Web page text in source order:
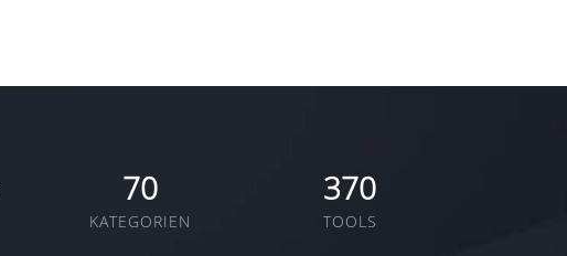
70
KATEGORIEN
370
TOOLS